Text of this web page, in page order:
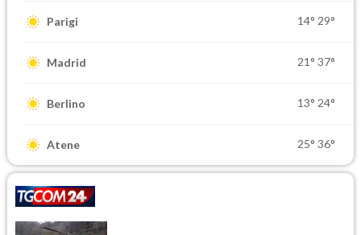
Parigi 14° 29°
Madrid 21° 37°
Berlino 13° 24°
Atene 25° 36°